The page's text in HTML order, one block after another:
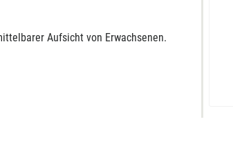
Aufsicht von Erwachsenen.